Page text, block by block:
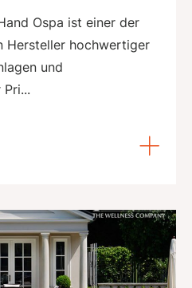
Ospa ist einer der
Hersteller hochwertiger
und